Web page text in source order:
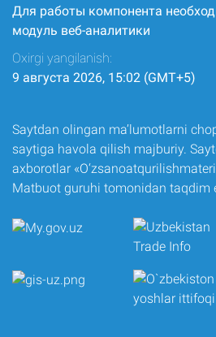
Для работы компонента
модуль веб-аналитики
Oxirgi yangilanish:
9 августа 2026, 15:02 (GMT+5)
Saytdan olingan ma’lumotlarni
saytiga havola qilish majburiy.
axborotlar
Matbuot guruhi tomonidan taqdim